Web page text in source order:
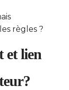
règles ?
et lien